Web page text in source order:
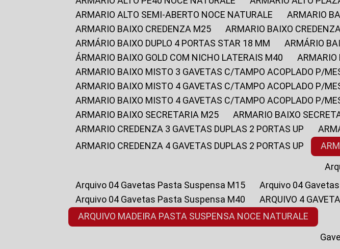
ARMARIO ALTO SEMI-ABERTO NOCE NATURALE
ARMARIO
ARMARIO BAIXO CREDENZA M25
ARMARIO BAIXO
ARMÁRIO BAIXO DUPLO 4 PORTAS STAR 18 MM
ARMÁRIO
ÁRMARIO BAIXO GOLD COM NICHO LATERAIS M40
ARMARIO BAIXO MISTO 3 GAVETAS C/TAMPO ACOPLADO P/
ARMARIO BAIXO MISTO 4 GAVETAS C/TAMPO ACOPLADO P/
ARMARIO BAIXO MISTO 4 GAVETAS C/TAMPO ACOPLADO P/
ARMARIO BAIXO SECRETARIA M25
ARMARIO BAIXO
ARMARIO CREDENZA 3 GAVETAS DUPLAS 2 PORTAS UP
ARMARIO CREDENZA 4 GAVETAS DUPLAS 2 PORTAS UP
Arquivo 04 Gavetas Pasta Suspensa M15
Arquivo 04
Arquivo 04 Gavetas Pasta Suspensa M40
ARQUIVO 4
ARQUIVO MADEIRA PASTA SUSPENSA NOCE NATURALE